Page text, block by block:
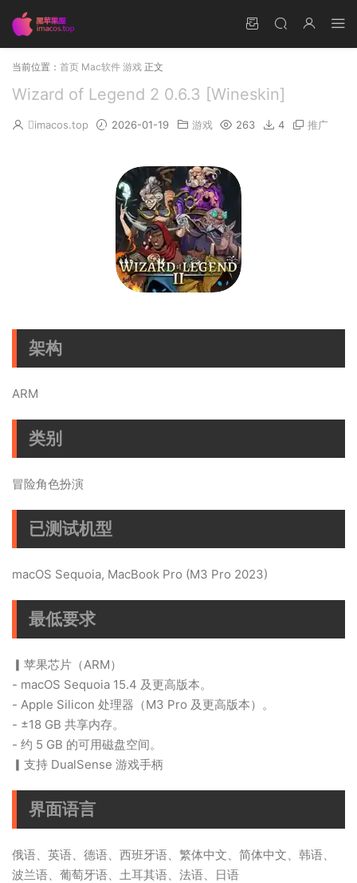
当前位置： 首页 Mac软件 游戏 正文
Wizard of Legend 2 0.6.3 [Wineskin]
imacos.top 2026-01-19 游戏 263 4 推广
架构
ARM
类别
冒险角色扮演
已测试机型
macOS Sequoia, MacBook Pro (M3 Pro 2023)
最低要求
▎苹果芯片（ARM）
- macOS Sequoia 15.4 及更高版本。
- Apple Silicon 处理器（M3 Pro 及更高版本）。
- ±18 GB 共享内存。
- 约 5 GB 的可用磁盘空间。
▎支持 DualSense 游戏手柄
界面语言
俄语、英语、德语、西班牙语、繁体中文、简体中文、韩语、
波兰语、葡萄牙语、土耳其语、法语、日语